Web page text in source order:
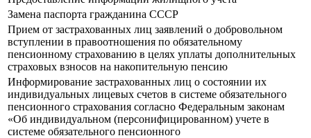
Замена паспорта гражданина СССР
Прием от застрахованных лиц заявлений о добровольном
вступлении в правоотношения по обязательному
пенсионному страхованию в целях уплаты дополнительных
страховых взносов на накопительную пенсию
Информирование застрахованных лиц о состоянии их
индивидуальных лицевых счетов в системе обязательного
пенсионного страхования согласно Федеральным законам
«Об индивидуальном (персонифицированном) учете в
системе обязательного пенсионного